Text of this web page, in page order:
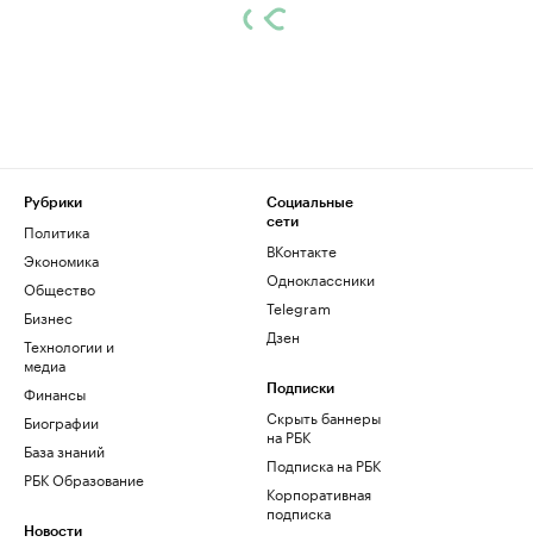
Рубрики
Политика
Экономика
Общество
Бизнес
Технологии и
медиа
Финансы
Биографии
База знаний
РБК Образование
Новости
Социальные
сети
ВКонтакте
Одноклассники
Telegram
Дзен
Подписки
Скрыть баннеры
на РБК
Подписка на РБК
Корпоративная
подписка